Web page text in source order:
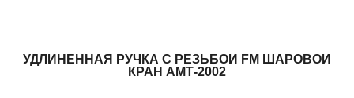
УДЛИНЕННАЯ РУЧКА С РЕЗЬБОЙ FM ШАРОВОЙ
КРАН АМТ-2002